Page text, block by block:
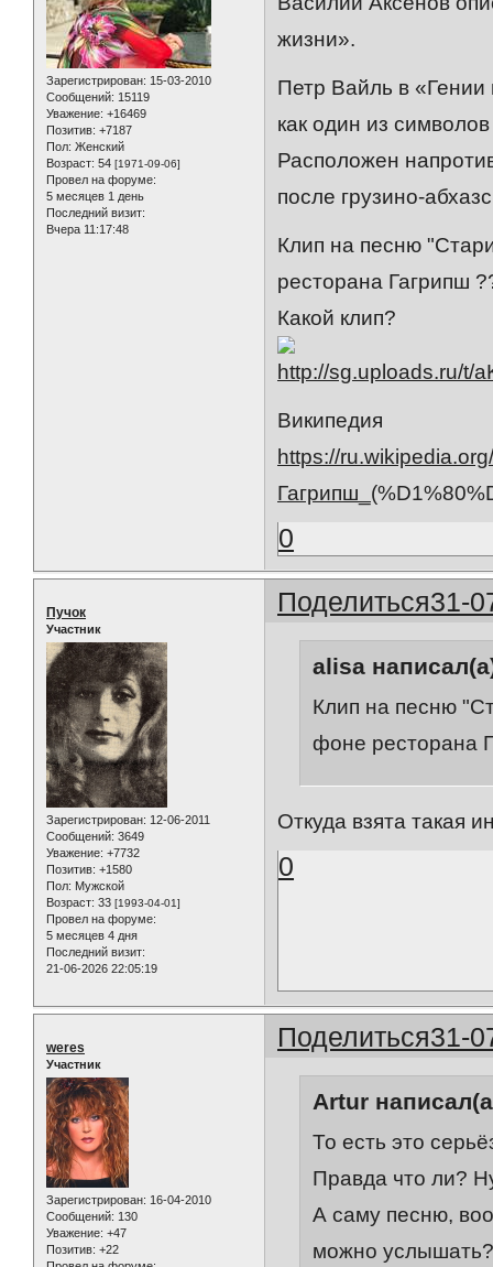
Зарегистрирован: 15-03-2010
Сообщений: 15119
Уважение: +16469
Позитив: +7187
Пол: Женский
Возраст: 54 [1971-09-06]
Провел на форуме:
5 месяцев 1 день
Последний визит:
Вчера 11:17:48
жизни».
Петр Вайль в
как один из
Расположен
после грузино-
Клип на песню
ресторана Гагрипш
Какой клип?
Википедия
https://
Гагрипш_
0
Поделиться31-
Пучок
Участник
Зарегистрирован: 12-06-2011
Сообщений: 3649
Уважение: +7732
Позитив: +1580
Пол: Мужской
Возраст: 33 [1993-04-01]
Провел на форуме:
5 месяцев 4 дня
Последний визит:
21-06-2026 22:05:19
alisa
Клип на песню
фоне ресторана
Откуда взята такая
0
Поделиться31-
weres
Участник
Зарегистрирован: 16-04-2010
Сообщений: 130
Уважение: +47
Позитив: +22
Artur
То есть это
Правда что ли?
А саму песню,
можно услышать?